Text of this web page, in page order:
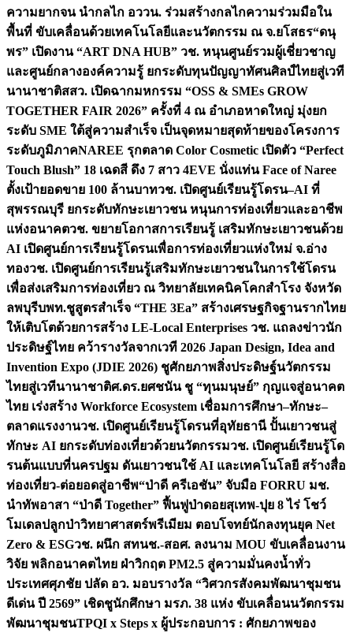
ความยากจน นำกลไก อววน. ร่วมสร้างกลไกความร่วมมือใน
พื้นที่ ขับเคลื่อนด้วยเทคโนโลยีและนวัตกรรม ณ จ.ยโสธร“ดนุ
พร” เปิดงาน “ART DNA HUB” วช. หนุนศูนย์รวมผู้เชี่ยวชาญ
และศูนย์กลางองค์ความรู้ ยกระดับทุนปัญญาทัศนศิลป์ไทยสู่เวที
นานาชาติสสว. เปิดฉากมหกรรม “OSS & SMEs GROW
TOGETHER FAIR 2026” ครั้งที่ 4 ณ อำเภอหาดใหญ่ มุ่งยก
ระดับ SME ใต้สู่ความสำเร็จ เป็นจุดหมายสุดท้ายของโครงการ
ระดับภูมิภาคNAREE รุกตลาด Color Cosmetic เปิดตัว “Perfect
Touch Blush” 18 เฉดสี ดึง 7 สาว 4EVE นั่งแท่น Face of Naree
ตั้งเป้ายอดขาย 100 ล้านบาทวช. เปิดศูนย์เรียนรู้โดรน–AI ที่
สุพรรณบุรี ยกระดับทักษะเยาวชน หนุนการท่องเที่ยวและอาชีพ
แห่งอนาคตวช. ขยายโอกาสการเรียนรู้ เสริมทักษะเยาวชนด้วย
AI เปิดศูนย์การเรียนรู้โดรนเพื่อการท่องเที่ยวแห่งใหม่ จ.อ่าง
ทองวช. เปิดศูนย์การเรียนรู้เสริมทักษะเยาวชนในการใช้โดรน
เพื่อส่งเสริมการท่องเที่ยว ณ วิทยาลัยเทคนิคโคกสำโรง จังหวัด
ลพบุรีบพท.ชูสูตรสำเร็จ “THE 3Ea” สร้างเศรษฐกิจฐานรากไทย
ให้เติบโตด้วยการสร้าง LE-Local Enterprises วช. แถลงข่าวนัก
ประดิษฐ์ไทย คว้ารางวัลจากเวที 2026 Japan Design, Idea and
Invention Expo (JDIE 2026) ชูศักยภาพสิ่งประดิษฐ์นวัตกรรม
ไทยสู่เวทีนานาชาติศ.ดร.ยศชนัน ชู “ทุนมนุษย์” กุญแจสู่อนาคต
ไทย เร่งสร้าง Workforce Ecosystem เชื่อมการศึกษา–ทักษะ–
ตลาดแรงงานวช. เปิดศูนย์เรียนรู้โดรนที่อุทัยธานี ปั้นเยาวชนสู่
ทักษะ AI ยกระดับท่องเที่ยวด้วยนวัตกรรมวช. เปิดศูนย์เรียนรู้โด
รนต้นแบบที่นครปฐม ดันเยาวชนใช้ AI และเทคโนโลยี สร้างสื่อ
ท่องเที่ยว-ต่อยอดสู่อาชีพ“ป่าดี ครีเอชัน” จับมือ FORRU มช.
นำทัพอาสา “ป่าดี Together” ฟื้นฟูป่าดอยสุเทพ-ปุย 8 ไร่ โชว์
โมเดลปลูกป่าวิทยาศาสตร์พรีเมียม ตอบโจทย์นักลงทุนยุค Net
Zero & ESGวช. ผนึก สทนช.-สอศ. ลงนาม MOU ขับเคลื่อนงาน
วิจัย พลิกอนาคตไทย ฝ่าวิกฤต PM2.5 สู่ความมั่นคงน้ำทั่ว
ประเทศศุภชัย ปลัด อว. มอบรางวัล “วิศวกรสังคมพัฒนาชุมชน
ดีเด่น ปี 2569” เชิดชูนักศึกษา มรภ. 38 แห่ง ขับเคลื่อนนวัตกรรม
พัฒนาชุมชนTPQI x Steps x ผู้ประกอบการ : ศักยภาพของ